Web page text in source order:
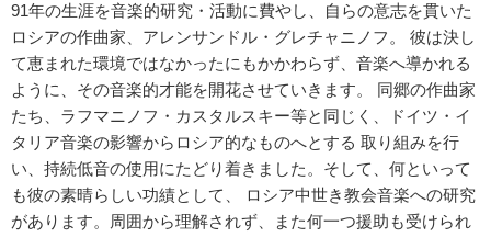
91年の生涯を音楽的研究・活動に費やし、自らの意志を貫いた
ロシアの作曲家、アレンサンドル・グレチャニノフ。 彼は決し
て恵まれた環境ではなかったにもかかわらず、音楽へ導かれる
ように、その音楽的才能を開花させていきます。 同郷の作曲家
たち、ラフマニノフ・カスタルスキー等と同じく、ドイツ・イ
タリア音楽の影響からロシア的なものへとする 取り組みを行
い、持続低音の使用にたどり着きました。そして、何といって
も彼の素晴らしい功績として、 ロシア中世き教会音楽への研究
があります。周囲から理解されず、また何一つ援助も受けられ